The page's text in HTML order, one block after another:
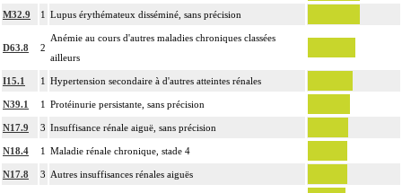
M32.9 1 Lupus érythémateux disséminé, sans précision
D63.8 2
Anémie au cours d'autres maladies chroniques classées
ailleurs
I15.1 1 Hypertension secondaire à d'autres atteintes rénales
N39.1 1 Protéinurie persistante, sans précision
N17.9 3 Insuffisance rénale aiguë, sans précision
N18.4 1 Maladie rénale chronique, stade 4
N17.8 3 Autres insuffisances rénales aiguës